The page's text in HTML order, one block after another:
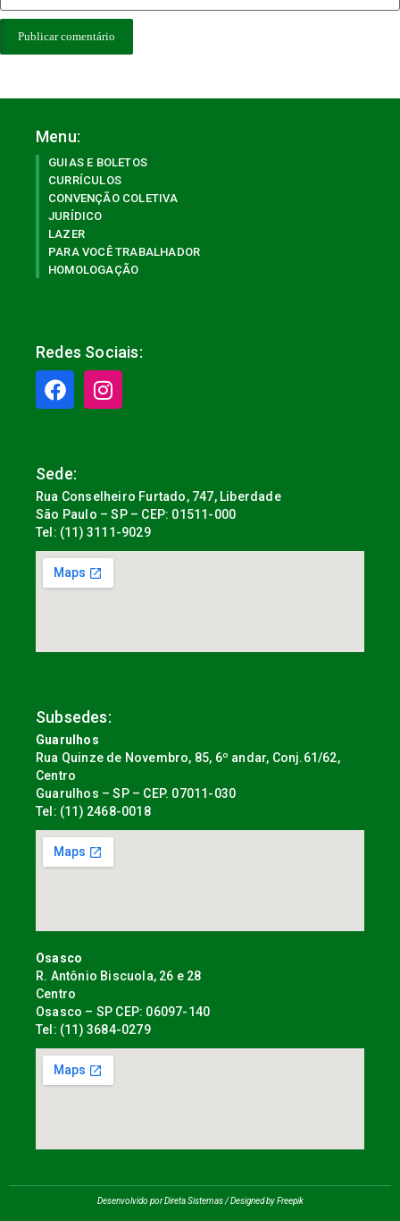
Menu:
GUIAS E BOLETOS
CURRÍCULOS
CONVENÇÃO COLETIVA
JURÍDICO
LAZER
PARA VOCÊ TRABALHADOR
HOMOLOGAÇÃO
Redes Sociais:
Sede:
Rua Conselheiro Furtado, 747, Liberdade
São Paulo – SP – CEP: 01511-000
Tel: (11) 3111-9029
Subsedes:
Guarulhos
Rua Quinze de Novembro, 85, 6º andar, Conj.61/62,
Centro
Guarulhos – SP – CEP. 07011-030
Tel: (11) 2468-0018
Osasco
R. Antônio Biscuola, 26 e 28
Centro
Osasco – SP CEP: 06097-140
Tel: (11) 3684-0279
Desenvolvido por Direta Sistemas /Designed by Freepik